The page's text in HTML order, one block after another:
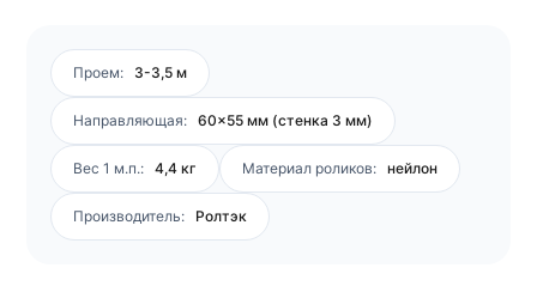
Проем: 3-3,5 м
Направляющая: 60×55 мм (стенка 3 мм)
Вес 1 м.п.: 4,4 кг Материал роликов: нейлон
Производитель: Ролтэк